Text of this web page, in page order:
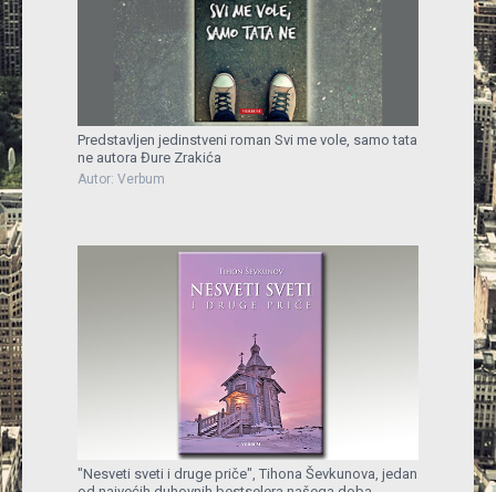
Predstavljen jedinstveni roman Svi me vole, samo tata
ne autora Đure Zrakića
Autor: Verbum
"Nesveti sveti i druge priče", Tihona Ševkunova, jedan